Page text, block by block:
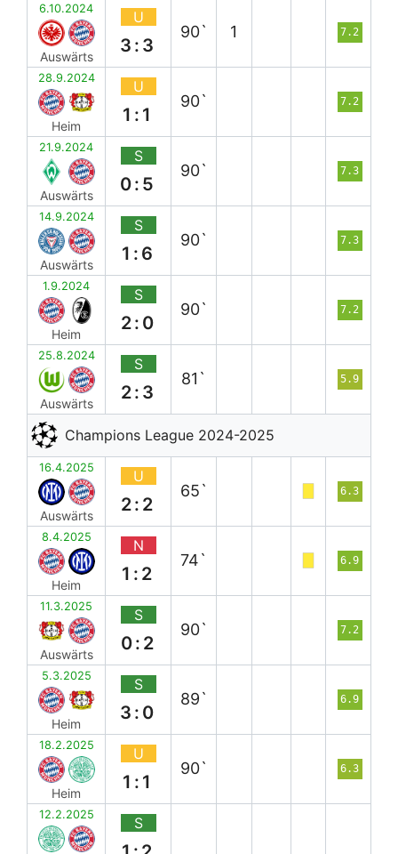
6.10.2024
Auswärts
U
3:3
90` 1 7.2
28.9.2024
Heim
U
1:1
90` 7.2
21.9.2024
Auswärts
S
0:5
90` 7.3
14.9.2024
Auswärts
S
1:6
90` 7.3
1.9.2024
Heim
S
2:0
90` 7.2
25.8.2024
Auswärts
S
2:3
81` 5.9
Champions League 2024-2025
16.4.2025
Auswärts
U
2:2
65` 6.3
8.4.2025
Heim
N
1:2
74` 6.9
11.3.2025
Auswärts
S
0:2
90` 7.2
5.3.2025
Heim
S
3:0
89` 6.9
18.2.2025
Heim
U
1:1
90` 6.3
12.2.2025 S